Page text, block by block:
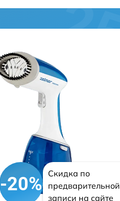
-20%
Скидка по
предварительной
записи на сайте